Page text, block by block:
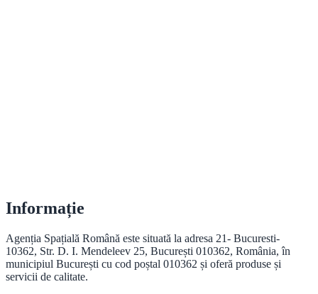
Informație
Agenția Spațială Română este situată la adresa 21- Bucuresti-
10362, Str. D. I. Mendeleev 25, București 010362, România, în
municipiul București cu cod poștal 010362 și oferă produse și
servicii de calitate.